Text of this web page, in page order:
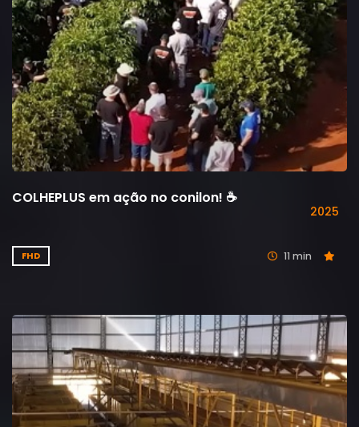
COLHEPLUS em ação no conilon! ☕
2025
FHD 11 min